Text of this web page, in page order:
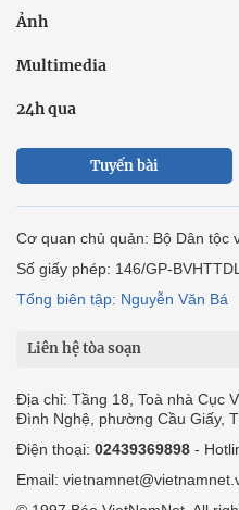
Ảnh
Multimedia
24h qua
Tuyến bài
Cơ quan chủ quản: Bộ Dân tộc
Số giấy phép: 146/GP-
Tổng biên tập: Nguyễn Văn Bá
Liên hệ tòa soạn
Địa chỉ: Tầng 18, Toà nhà Cục
Đình Nghệ, phường Cầu Giấy,
Điện thoại: 02439369898 -
Email: